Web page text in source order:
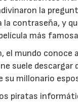
la
la contraseña, y
más
el mundo
suele
su millonario
piratas